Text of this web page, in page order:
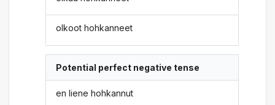
olkoot hohkanneet
Potential perfect negative tense
en liene hohkannut